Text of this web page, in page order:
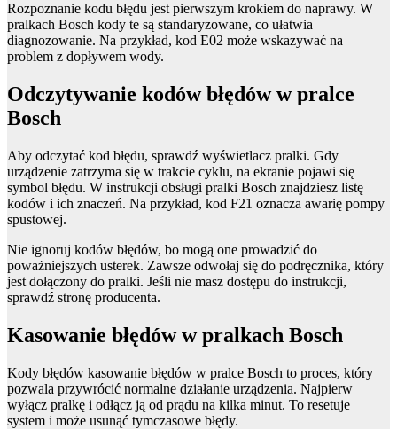
Rozpoznanie kodu błędu jest pierwszym krokiem do naprawy. W
pralkach Bosch kody te są standaryzowane, co ułatwia
diagnozowanie. Na przykład, kod E02 może wskazywać na
problem z dopływem wody.
Odczytywanie kodów błędów w pralce
Bosch
Aby odczytać kod błędu, sprawdź wyświetlacz pralki. Gdy
urządzenie zatrzyma się w trakcie cyklu, na ekranie pojawi się
symbol błędu. W instrukcji obsługi pralki Bosch znajdziesz listę
kodów i ich znaczeń. Na przykład, kod F21 oznacza awarię pompy
spustowej.
Nie ignoruj kodów błędów, bo mogą one prowadzić do
poważniejszych usterek. Zawsze odwołaj się do podręcznika, który
jest dołączony do pralki. Jeśli nie masz dostępu do instrukcji,
sprawdź stronę producenta.
Kasowanie błędów w pralkach Bosch
Kody błędów kasowanie błędów w pralce Bosch to proces, który
pozwala przywrócić normalne działanie urządzenia. Najpierw
wyłącz pralkę i odłącz ją od prądu na kilka minut. To resetuje
system i może usunąć tymczasowe błędy.